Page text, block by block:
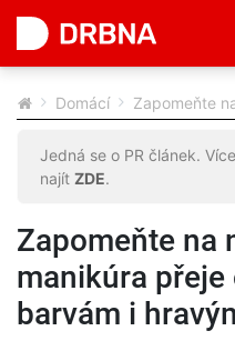
Domácí Zapomeňte
Jedná se o PR článek.
najít ZDE.
Zapomeňte na
manikúra přeje
barvám i